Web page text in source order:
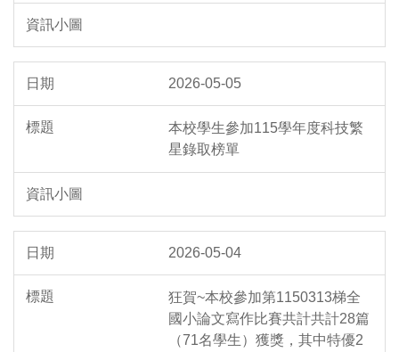
2026-05-05
本校學生參加115學年度科技繁
星錄取榜單
2026-05-04
狂賀~本校參加第1150313梯全
國小論文寫作比賽共計共計28篇
（71名學生）獲獎，其中特優2